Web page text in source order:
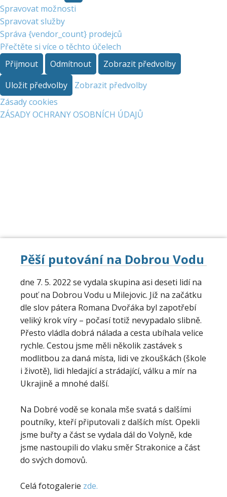
Spravovat možnosti
Spravovat služby
Správa {vendor_count} prodejců
Přečtěte si více o těchto účelech
Přijmout
Odmítnout
Zobrazit předvolby
Uložit předvolby
Zobrazit předvolby
Zásady cookies
ZÁSADY OCHRANY OSOBNÍCH ÚDAJŮ
Pěší putování na Dobrou Vodu
dne 7. 5. 2022 se vydala skupina asi deseti lidí na
pouť na Dobrou Vodu u Milejovic. Již na začátku
dle slov pátera Romana Dvořáka byl zapotřebí
veliký krok víry – počasí totiž nevypadalo slibně.
Přesto vládla dobrá nálada a cesta ubíhala velice
rychle. Cestou jsme měli několik zastávek s
modlitbou za daná místa, lidi ve zkouškách (škole
i životě), lidi hledající a strádající, válku a mír na
Ukrajině a mnohé další.
Na Dobré vodě se konala mše svatá s dalšími
poutníky, kteří připutovali z dalších míst. Opekli
jsme buřty a část se vydala dál do Volyně, kde
jsme nastoupili do vlaku směr Strakonice a část
do svých domovů.
Celá fotogalerie zde.